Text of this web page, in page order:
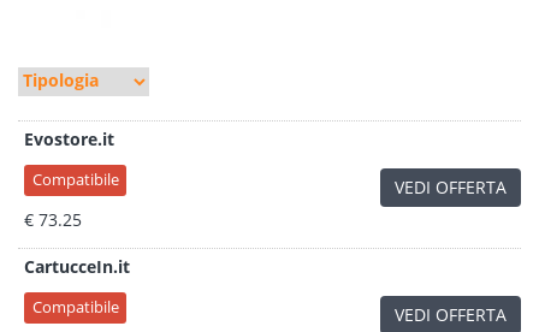
Evostore.it
Compatibile
€ 73.25
VEDI OFFERTA
CartucceIn.it
Compatibile VEDI OFFERTA